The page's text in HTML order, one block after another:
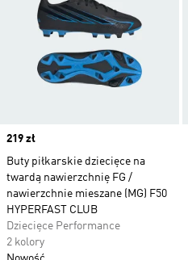
Price
219 zł
Buty piłkarskie dziecięce na
twardą nawierzchnię FG /
nawierzchnie mieszane (MG) F50
HYPERFAST CLUB
Dziecięce Performance
2 kolory